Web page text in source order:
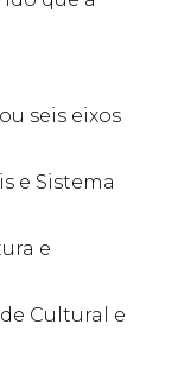
seis eixos
e Sistema
e
Cultural e